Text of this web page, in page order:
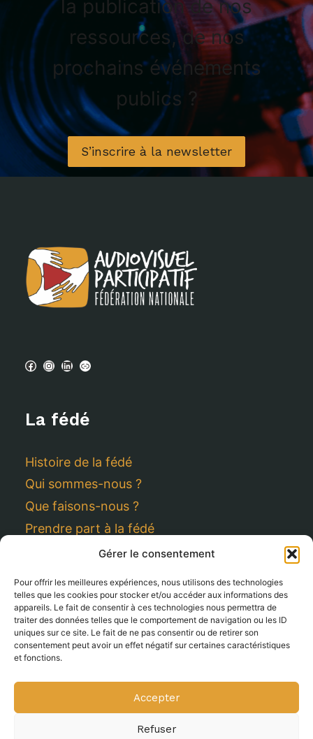
Gérer le consentement
Pour offrir les meilleures expériences, nous utilisons des technologies
telles que les cookies pour stocker et/ou accéder aux informations des
appareils. Le fait de consentir à ces technologies nous permettra de
traiter des données telles que le comportement de navigation ou les ID
uniques sur ce site. Le fait de ne pas consentir ou de retirer son
consentement peut avoir un effet négatif sur certaines caractéristiques
et fonctions.
Accepter
Refuser
la publication de nos
ressources, de nos
prochains événements
publics ?
S’inscrire à la newsletter
Facebook
Instagram
LinkedInPeerTube
La fédé
Histoire de la fédé
Qui sommes-nous ?
Que faisons-nous ?
Prendre part à la fédé
Adhésion / renouvellement
Espace ressources
Contact
Mentions légales
Politique de cookies (UE)